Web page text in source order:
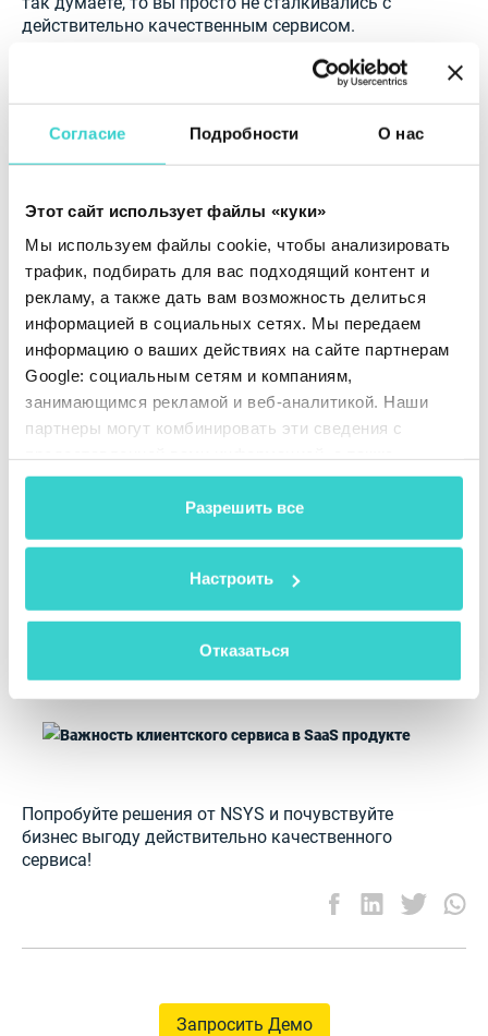
Согласие Подробности О нас
Этот сайт использует файлы «куки»
Мы используем файлы cookie, чтобы анализировать
трафик, подбирать для вас подходящий контент и
рекламу, а также дать вам возможность делиться
информацией в социальных сетях. Мы передаем
информацию о ваших действиях на сайте партнерам
Google: социальным сетям и компаниям,
занимающимся рекламой и веб-аналитикой. Наши
партнеры могут комбинировать эти сведения с
данными, которые они получили при использовании
Разрешить все
Настроить
Отказаться
действительно качественным сервисом.
NSYS-решения
В NSYS мы понимаем важность обслуживания
клиентов и всегда заботимся о положительном
пользовательском опыте наших клиентов и
партнеров. Круглосуточная многоязычная
поддержка и индивидуальное обучение для вас и
вашего персонала помогут вам всегда получать
лучший сервис и максимальную выгоду от
использования наших продуктов.
является ориентированность на потребности
клиентов и решение задач каждого бизнеса в
отдельности. Мы всегда прислушиваемся к
отзывам наших клиентов и модернизируем
многочисленных клиентов:
Попробуйте решения от NSYS и почувствуйте
бизнес выгоду действительно качественного
сервиса!
Запросить Демо